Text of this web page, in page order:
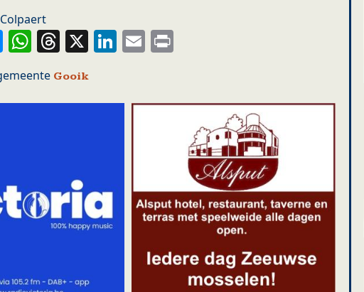
Messenger
WhatsApp
Threads
X LinkedIn
Email
Gooik